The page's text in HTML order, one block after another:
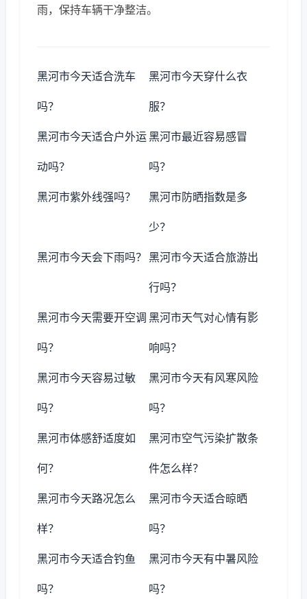
雨，保持车辆干净整洁。
黑河市今天适合洗车
吗？
黑河市今天穿什么衣
服？
黑河市今天适合户外运
动吗？
黑河市最近容易感冒
吗？
黑河市紫外线强吗？ 黑河市防晒指数是多
少？
黑河市今天会下雨吗？ 黑河市今天适合旅游出
行吗？
黑河市今天需要开空调
吗？
黑河市天气对心情有影
响吗？
黑河市今天容易过敏
吗？
黑河市今天有风寒风险
吗？
黑河市体感舒适度如
何？
黑河市空气污染扩散条
件怎么样？
黑河市今天路况怎么
样？
黑河市今天适合晾晒
吗？
黑河市今天适合钓鱼
吗？
黑河市今天有中暑风险
吗？